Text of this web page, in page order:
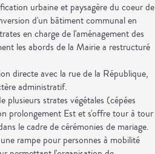
urbaine et paysagère du coeur de
d'un bâtiment communal en
en charge de l'aménagement des
les abords de la Mairie a restructuré
directe avec la rue de la République,
administratif.
plusieurs strates végétales (cépées
prolongement Est et s'offre tour à tour
le cadre de cérémonies de mariage.
rampe pour personnes à mobilité